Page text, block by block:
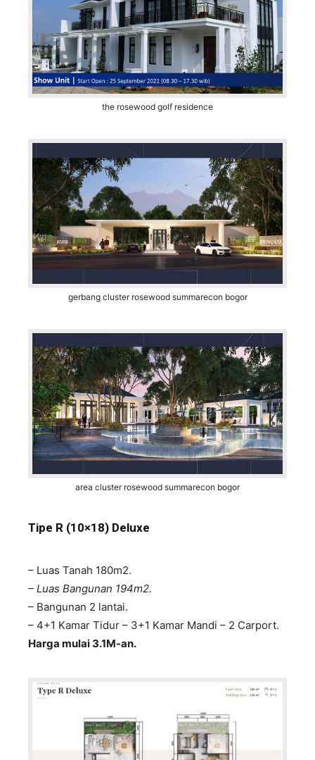
the rosewood golf residence
gerbang cluster rosewood summarecon bogor
area cluster rosewood summarecon bogor
Tipe R (10×18) Deluxe
– Luas Tanah 180m2.
– Luas Bangunan 194m2.
– Bangunan 2 lantai.
– 4+1 Kamar Tidur – 3+1 Kamar Mandi – 2 Carport.
Harga mulai 3.1M-an.